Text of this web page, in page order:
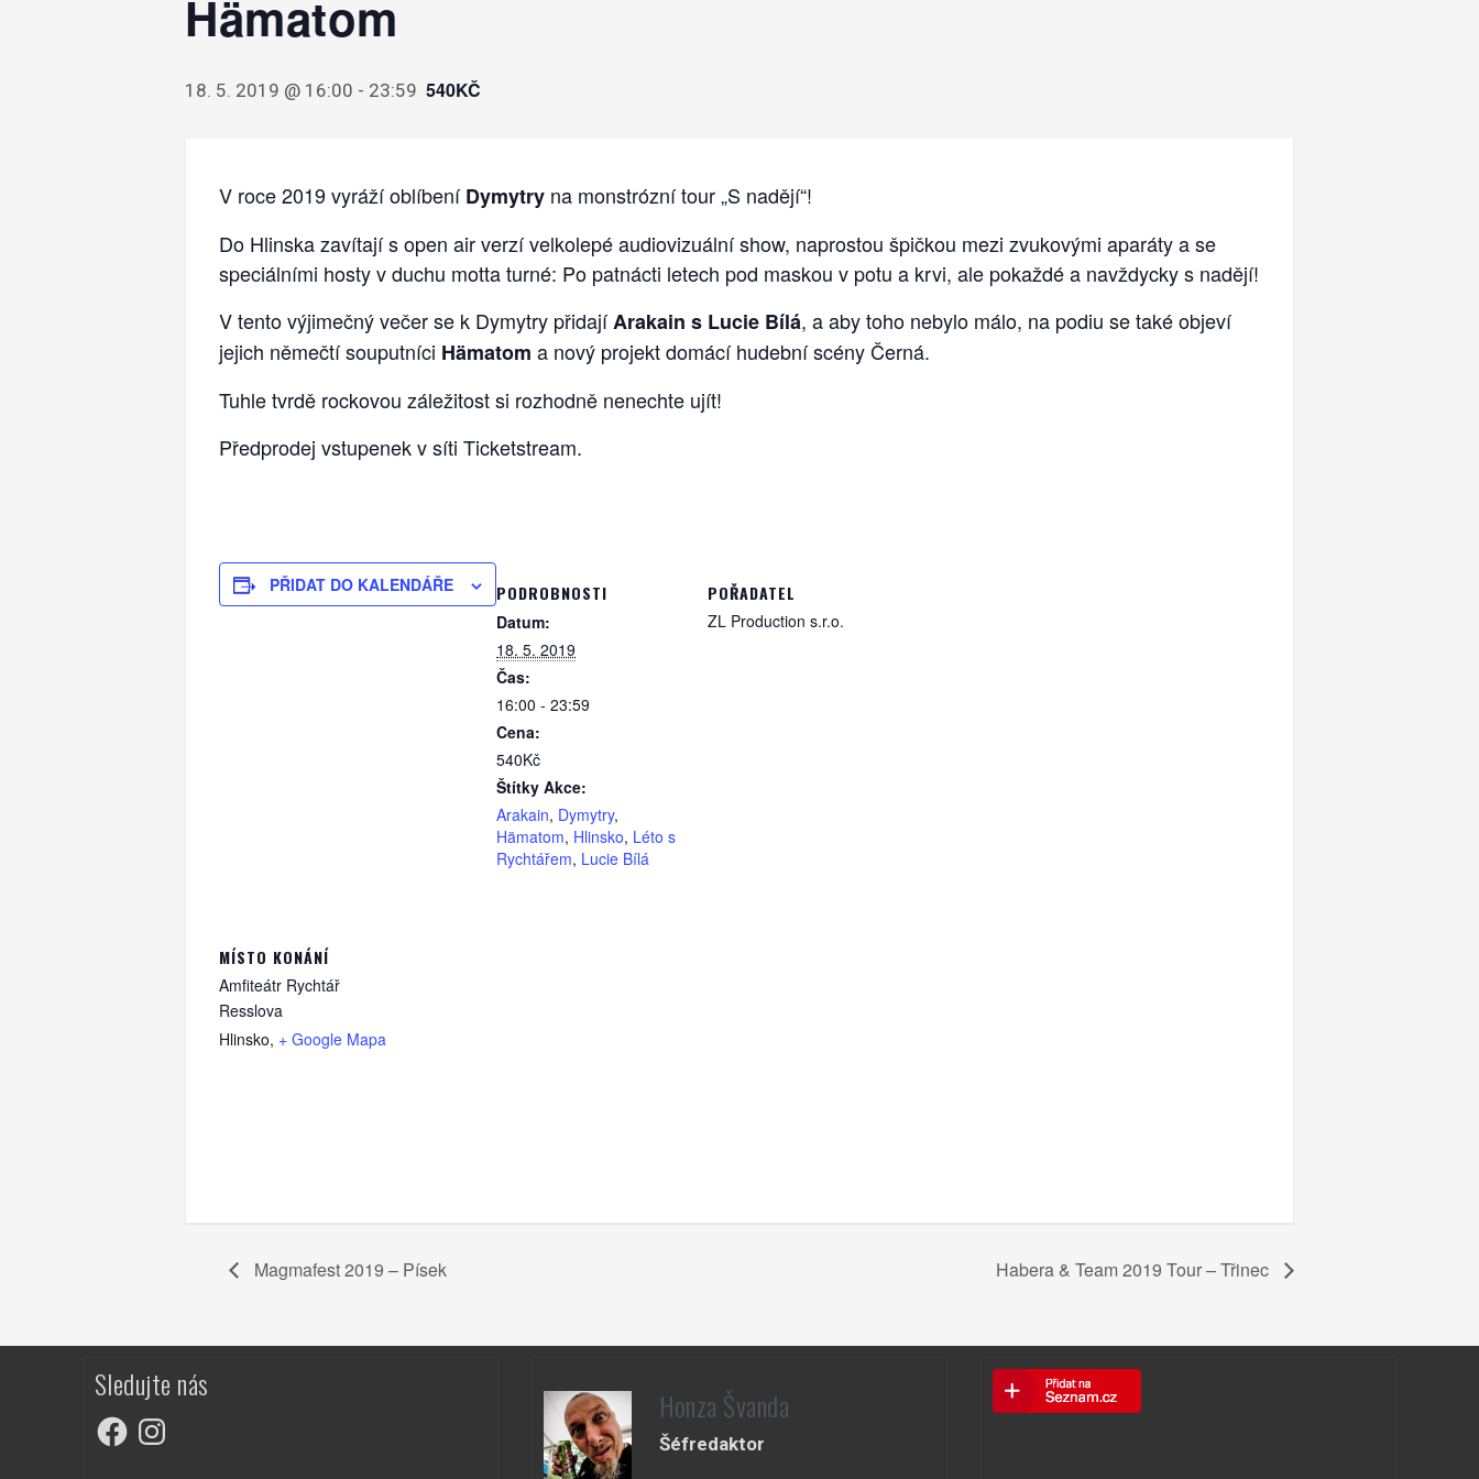
Hämatom
18. 5. 2019 @ 16:00 - 23:59 540KČ
V roce 2019 vyráží oblíbeníDymytry na monstrózní tour „S nadějí“!
Do Hlinska zavítají s open air verzí velkolepé audiovizuální show, naprostou špičkou mezi zvukovými aparáty a se
speciálními hosty v duchu motta turné: Po patnácti letech pod maskou v potu a krvi, ale pokaždé a navždycky s nadějí!
V tento výjimečný večer se k Dymytry přidajíArakain s Lucie Bílá, a aby toho nebylo málo, na podiu se také objeví
jejich němečtí souputníci Hämatom a nový projekt domácí hudební scény Černá.
Tuhle tvrdě rockovou záležitost si rozhodně nenechte ujít!
Předprodej vstupenek v síti Ticketstream.
PŘIDAT DO KALENDÁŘE PODROBNOSTI
Datum:
18. 5. 2019
Čas:
16:00 - 23:59
Cena:
540Kč
Štítky Akce:
Arakain, Dymytry,
Hämatom, Hlinsko, Léto s
Rychtářem, Lucie Bílá
POŘADATEL
ZL Production s.r.o.
MÍSTO KONÁNÍ
Amfiteátr Rychtář
Resslova
Hlinsko, + Google Mapa
Magmafest 2019 – Písek Habera & Team 2019 Tour – Třinec
Sledujte nás
FacebookInstagram Honza Švanda
Šéfredaktor